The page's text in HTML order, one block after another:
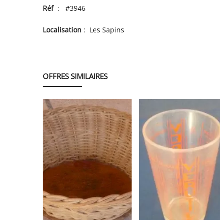
Réf: #3946
Localisation : Les Sapins
OFFRES SIMILAIRES